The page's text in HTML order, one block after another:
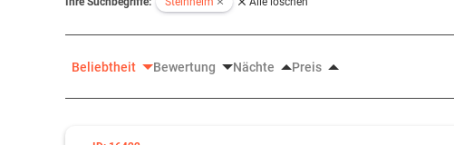
Beliebtheit Bewertung Nächte Preis